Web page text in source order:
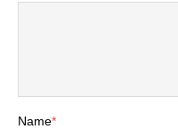
Name*